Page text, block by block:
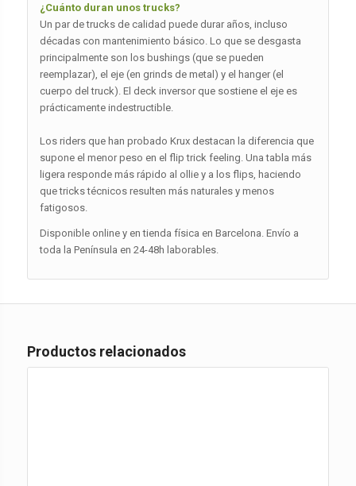
¿Cuánto duran unos trucks?
Un par de trucks de calidad puede durar años, incluso
décadas con mantenimiento básico. Lo que se desgasta
principalmente son los bushings (que se pueden
reemplazar), el eje (en grinds de metal) y el hanger (el
cuerpo del truck). El deck inversor que sostiene el eje es
prácticamente indestructible.
Los riders que han probado Krux destacan la diferencia que
supone el menor peso en el flip trick feeling. Una tabla más
ligera responde más rápido al ollie y a los flips, haciendo
que tricks técnicos resulten más naturales y menos
fatigosos.
Disponible online y en tienda física en Barcelona. Envío a
toda la Península en 24-48h laborables.
Productos relacionados